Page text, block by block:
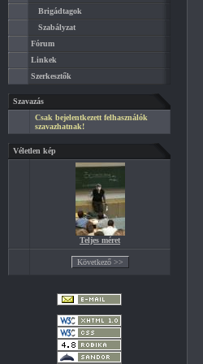
Brigádtagok
Szabályzat
Fórum
Linkek
Szerkesztők
Szavazás
Csak bejelentkezett felhasználók
szavazhatnak!
Véletlen kép
Teljes méret